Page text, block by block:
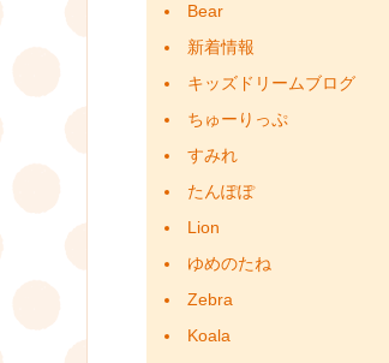
Bear
新着情報
キッズドリームブログ
ちゅーりっぷ
すみれ
たんぽぽ
Lion
ゆめのたね
Zebra
Koala